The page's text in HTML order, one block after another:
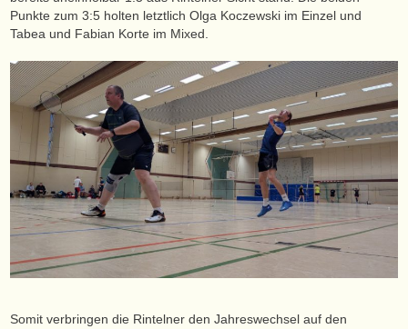
Punkte zum 3:5 holten letztlich Olga Koczewski im Einzel und
Tabea und Fabian Korte im Mixed.
Somit verbringen die Rintelner den Jahreswechsel auf den